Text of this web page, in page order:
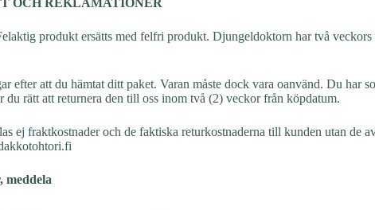
OCH REKLAMATIONER
produkt ersätts med felfri produkt. Djungeldoktorn har två veckors
efter att du hämtat ditt paket. Varan måste dock vara oanvänd. Du har
du rätt att returnera den till oss inom två (2) veckor från köpdatum.
ej fraktkostnader och de faktiska returkostnaderna till kunden utan
meddela